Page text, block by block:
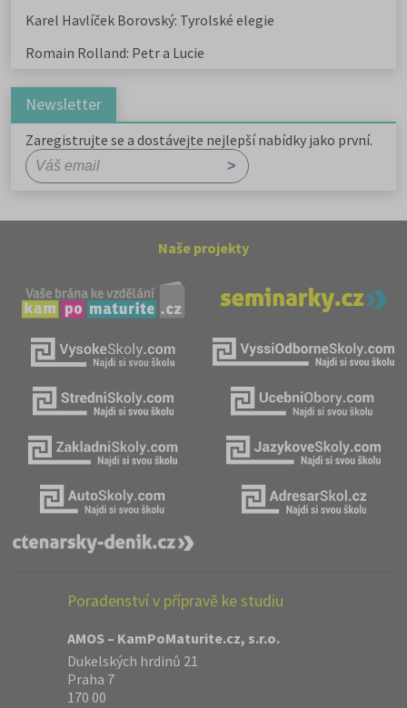
Karel Havlíček Borovský: Tyrolské elegie
Romain Rolland: Petr a Lucie
Newsletter
Zaregistrujte se a dostávejte nejlepší nabídky jako první.
Naše projekty
Poradenství v přípravě ke studiu
AMOS – KamPoMaturite.cz, s.r.o.
Dukelských hrdinů 21
Praha 7
170 00